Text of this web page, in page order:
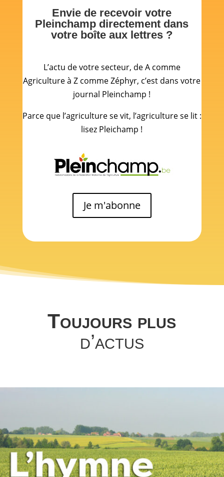
Envie de recevoir votre
Pleinchamp directement dans
votre boîte aux lettres ?
L’actu de votre secteur, de A comme
Agriculture à Z comme Zéphyr, c’est dans votre
journal Pleinchamp !
Parce que l’agriculture se vit, l’agriculture se lit :
lisez Pleichamp !
Je m'abonne
Toujours plus
d’actus